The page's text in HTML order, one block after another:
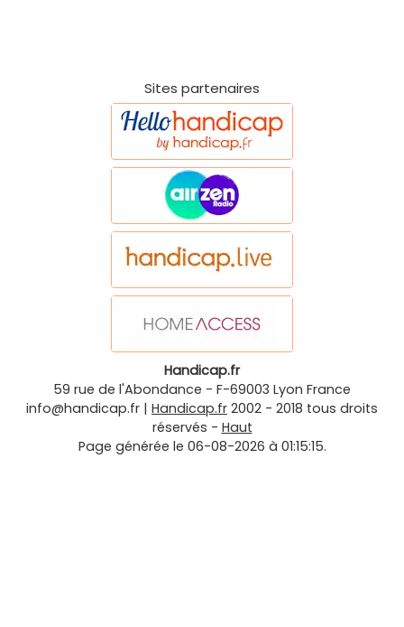
Sites partenaires
Handicap.fr
59 rue de l'Abondance - F-69003 Lyon France
info@handicap.fr | Handicap.fr 2002 - 2018 tous droits
réservés - Haut
Page générée le 06-08-2026 à 01:15:15.